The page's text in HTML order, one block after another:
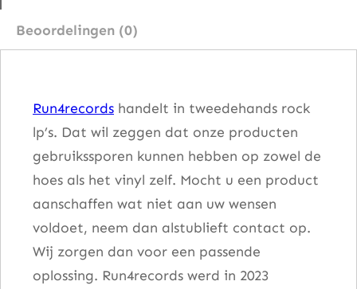
c
Beoordelingen (0)
Run4records handelt in tweedehands rock
lp’s. Dat wil zeggen dat onze producten
gebruikssporen kunnen hebben op zowel de
hoes als het vinyl zelf. Mocht u een product
aanschaffen wat niet aan uw wensen
voldoet, neem dan alstublieft contact op.
Wij zorgen dan voor een passende
oplossing. Run4records werd in 2023